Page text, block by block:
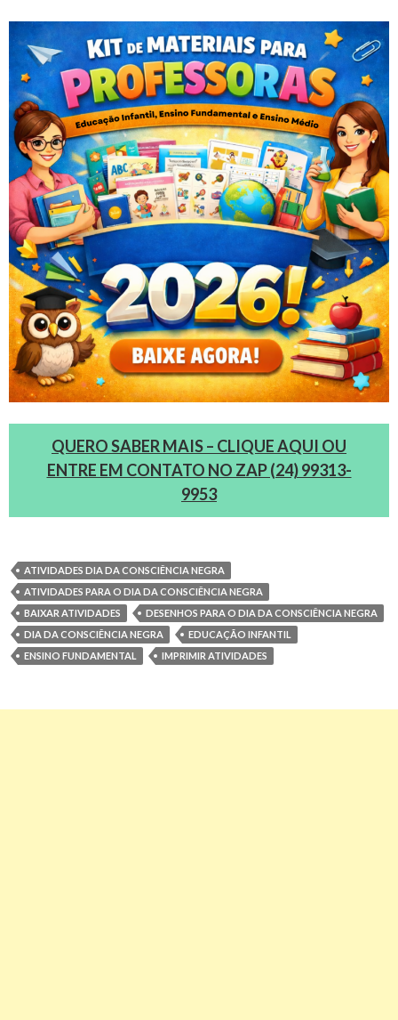
QUERO SABER MAIS – CLIQUE AQUI OU
ENTRE EM CONTATO NO ZAP (24) 99313-
9953
ATIVIDADES DIA DA CONSCIÊNCIA NEGRA
ATIVIDADES PARA O DIA DA CONSCIÊNCIA NEGRA
BAIXAR ATIVIDADES
DESENHOS PARA O DIA DA CONSCIÊNCIA NEGRA
DIA DA CONSCIÊNCIA NEGRA
EDUCAÇÃO INFANTIL
ENSINO FUNDAMENTAL
IMPRIMIR ATIVIDADES